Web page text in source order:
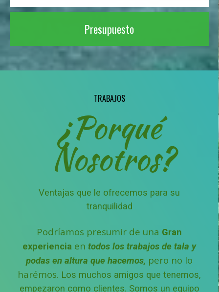
Presupuesto
TRABAJOS
¿Porqué
Nosotros?
Ventajas que le ofrecemos para su
tranquilidad
Podríamos presumir de una Gran
experiencia en todos los trabajos de tala y
podas en altura que hacemos, pero no lo
harémos. Los muchos amigos que tenemos,
empezaron como clientes. Somos un equipo